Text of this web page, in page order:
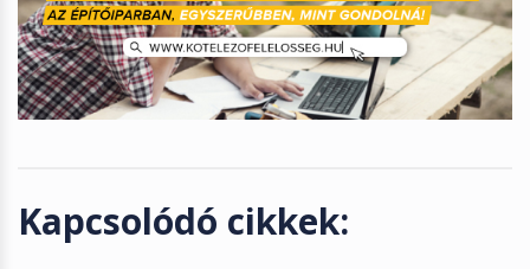
Kapcsolódó cikkek: